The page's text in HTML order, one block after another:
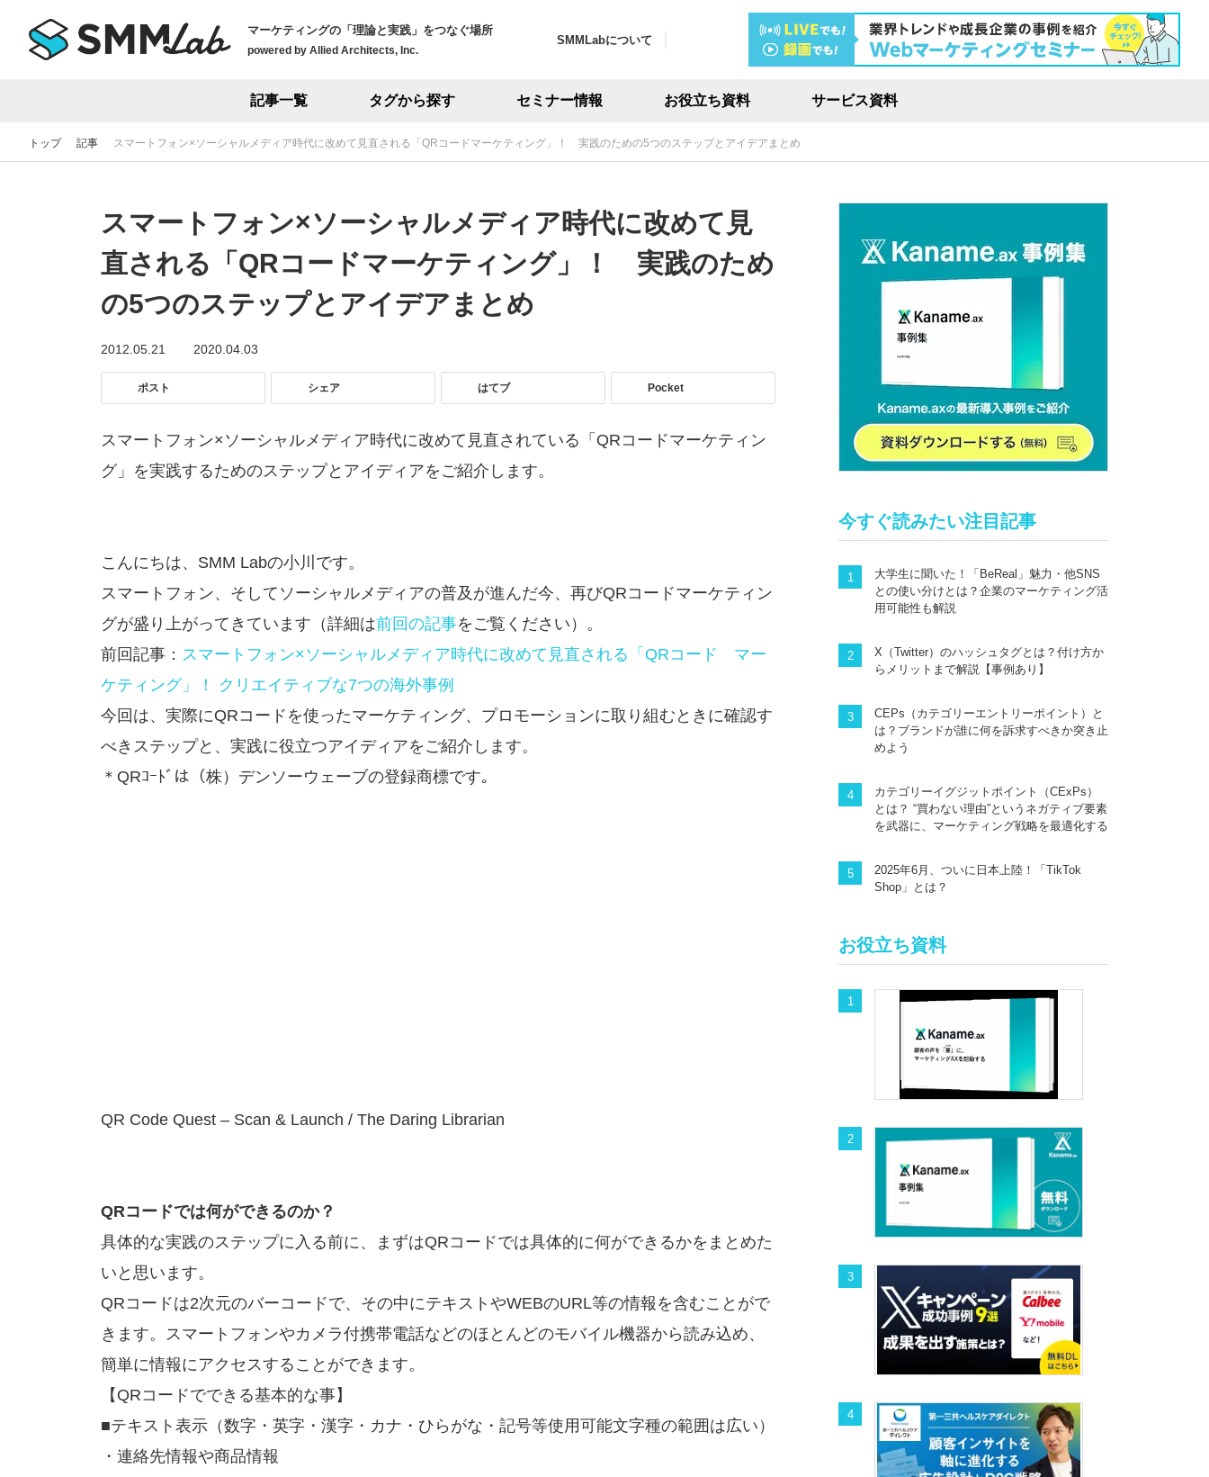
マーケティングの「理論と実践」をつなぐ場所
powered by Allied Architects, Inc.
記事一覧 タグから探す セミナー情報 お役立ち資料 サービス資料
SMMLabについて
トップ 記事 スマートフォン×ソーシャルメディア時代に改めて見直される「QRコードマーケティング」！ 実践のための5つのステップとアイデアまとめ
スマートフォン×ソーシャルメディア時代に改めて見
直される「QRコードマーケティング」！ 実践のため
の5つのステップとアイデアまとめ
2012.05.21 2020.04.03
ポスト シェア はてブ Pocket
スマートフォン×ソーシャルメディア時代に改めて見直されている「QRコードマーケティン
グ」を実践するためのステップとアイディアをご紹介します。
こんにちは、SMM Labの小川です。
スマートフォン、そしてソーシャルメディアの普及が進んだ今、再びQRコードマーケティン
グが盛り上がってきています（詳細は前回の記事をご覧ください）。
前回記事： スマートフォン×ソーシャルメディア時代に改めて見直される「QRコード マー
ケティング」！ クリエイティブな7つの海外事例
今回は、実際にQRコードを使ったマーケティング、プロモーションに取り組むときに確認す
べきステップと、実践に役立つアイディアをご紹介します。
＊QRｺｰﾄﾞは（株）デンソーウェーブの登録商標です｡
QR Code Quest – Scan & Launch / The Daring Librarian
QRコードでは何ができるのか？
具体的な実践のステップに入る前に、まずはQRコードでは具体的に何ができるかをまとめた
いと思います。
QRコードは2次元のバーコードで、その中にテキストやWEBのURL等の情報を含むことがで
きます。スマートフォンやカメラ付携帯電話などのほとんどのモバイル機器から読み込め、
簡単に情報にアクセスすることができます。
【QRコードでできる基本的な事】
■テキスト表示（数字・英字・漢字・カナ・ひらがな・記号等使用可能文字種の範囲は広い）
・連絡先情報や商品情報
今すぐ読みたい注目記事
大学生に聞いた！「BeReal」魅力・他SNS
との使い分けとは？企業のマーケティング活
用可能性も解説
X（Twitter）のハッシュタグとは？付け方か
らメリットまで解説【事例あり】
CEPs（カテゴリーエントリーポイント）と
は？ブランドが誰に何を訴求すべきか突き止
めよう
カテゴリーイグジットポイント（CExPs）
とは？ “買わない理由”というネガティブ要素
を武器に、マーケティング戦略を最適化する
2025年6月、ついに日本上陸！「TikTok
Shop」とは？
お役立ち資料